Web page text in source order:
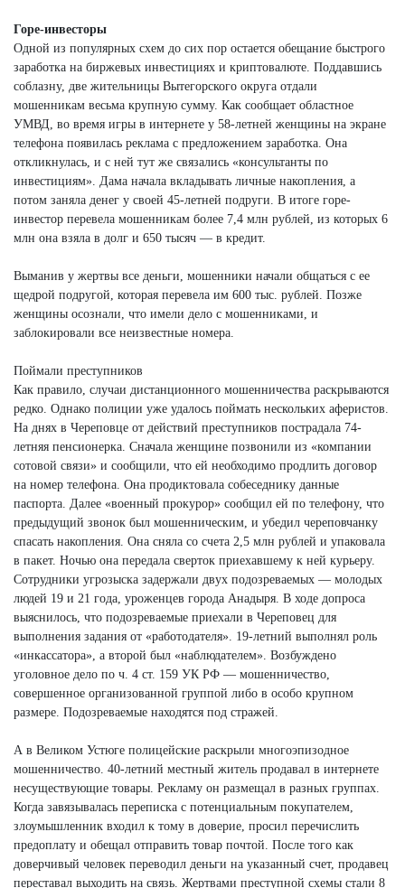
Горе-инвесторы
Одной из популярных схем до сих пор остается обещание быстрого
заработка на биржевых инвестициях и криптовалюте. Поддавшись
соблазну, две жительницы Вытегорского округа отдали
мошенникам весьма крупную сумму. Как сообщает областное
УМВД, во время игры в интернете у 58-летней женщины на экране
телефона появилась реклама с предложением заработка. Она
откликнулась, и с ней тут же связались «консультанты по
инвестициям». Дама начала вкладывать личные накопления, а
потом заняла денег у своей 45-летней подруги. В итоге горе-
инвестор перевела мошенникам более 7,4 млн рублей, из которых 6
млн она взяла в долг и 650 тысяч — в кредит.
Выманив у жертвы все деньги, мошенники начали общаться с ее
щедрой подругой, которая перевела им 600 тыс. рублей. Позже
женщины осознали, что имели дело с мошенниками, и
заблокировали все неизвестные номера.
Поймали преступников
Как правило, случаи дистанционного мошенничества раскрываются
редко. Однако полиции уже удалось поймать нескольких аферистов.
На днях в Череповце от действий преступников пострадала 74-
летняя пенсионерка. Сначала женщине позвонили из «компании
сотовой связи» и сообщили, что ей необходимо продлить договор
на номер телефона. Она продиктовала собеседнику данные
паспорта. Далее «военный прокурор» сообщил ей по телефону, что
предыдущий звонок был мошенническим, и убедил череповчанку
спасать накопления. Она сняла со счета 2,5 млн рублей и упаковала
в пакет. Ночью она передала сверток приехавшему к ней курьеру.
Сотрудники угрозыска задержали двух подозреваемых — молодых
людей 19 и 21 года, уроженцев города Анадыря. В ходе допроса
выяснилось, что подозреваемые приехали в Череповец для
выполнения задания от «работодателя». 19-летний выполнял роль
«инкассатора», а второй был «наблюдателем». Возбуждено
уголовное дело по ч. 4 ст. 159 УК РФ — мошенничество,
совершенное организованной группой либо в особо крупном
размере. Подозреваемые находятся под стражей.
А в Великом Устюге полицейские раскрыли многоэпизодное
мошенничество. 40-летний местный житель продавал в интернете
несуществующие товары. Рекламу он размещал в разных группах.
Когда завязывалась переписка с потенциальным покупателем,
злоумышленник входил к тому в доверие, просил перечислить
предоплату и обещал отправить товар почтой. После того как
доверчивый человек переводил деньги на указанный счет, продавец
переставал выходить на связь. Жертвами преступной схемы стали 8